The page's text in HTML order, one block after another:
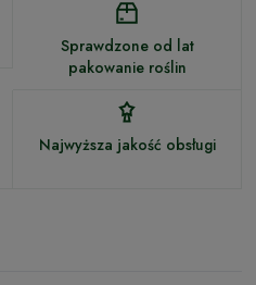
Sprawdzone od lat
pakowanie roślin
Najwyższa jakość obsługi